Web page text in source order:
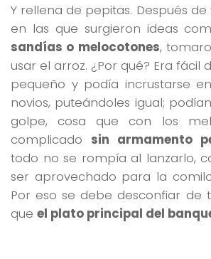
Y rellena de pepitas. Después
en las que surgieron ideas
sandías o melocotones,
usar el arroz. ¿Por qué? Era fácil
pequeño y podía incrustarse
novios, puteándoles igual;
golpe, cosa que con los
complicado sin armamento
todo no se rompía al lanzarlo,
ser aprovechado para la
Por eso se debe desconfiar de
que el plato principal del